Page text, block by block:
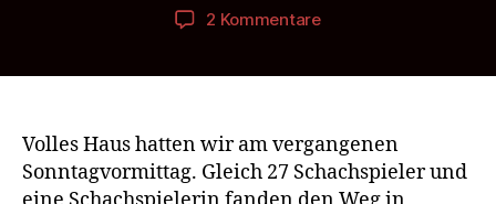
2 Kommentarezu
Kilo
schwerer
Volles Haus hatten wir am vergangenen
Sonntagvormittag. Gleich 27 Schachspieler und